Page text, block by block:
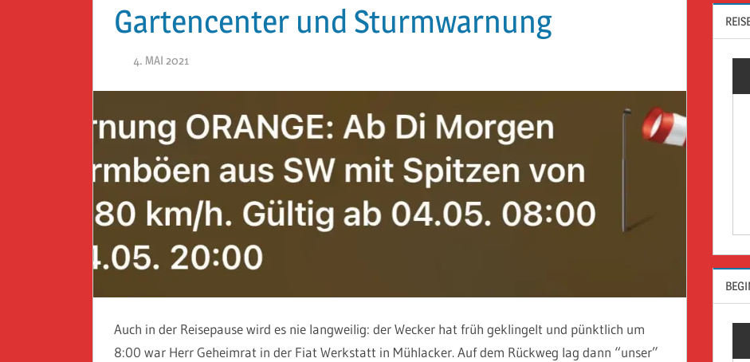
Gartencenter und Sturmwarnung
4. MAI 2021
Auch in der Reisepause wird es nie langweilig: der Wecker hat früh geklingelt und pünktlich um
8:00 war Herr Geheimrat in der Fiat Werkstatt in Mühlacker. Auf dem Rückweg lag dann “unser”